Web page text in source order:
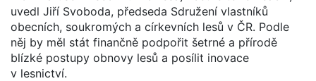
uvedl Jiří Svoboda, předseda Sdružení vlastníků
obecních, soukromých a církevních lesů v ČR. Podle
něj by měl stát finančně podpořit šetrné a přírodě
blízké postupy obnovy lesů a posílit inovace
v lesnictví.